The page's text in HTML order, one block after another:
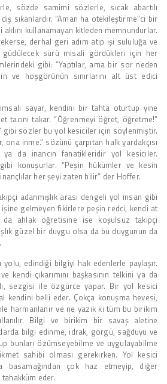
sözde samimi sözlerle, sıcak abartılı
sıkanlardır. “Aman ha ötekileştirme”ci bir
aklını kullanamayan kitleden memnundurlar.
derhal geri adım atıp işi sululuğa ve
güdülecek sürü misali gördükleri için her
gibi: “Yaptılar, ama bir sor neden
ve hoşgörünün sınırlarını alt üst edici
sayar, kendini bir tahta oturtup yine
tacını takar. “Öğrenmeyi öğret, öğretme!”
gibi sözler bu yol kesiciler için söylenmiştir.
ona inme.” sözünü çarpıtan halk yardakçısı
ya da inancın fanatikleridir yol kesiciler.
konuşurlar. “Peşin hükümler ve kesin
inançlılar her şeyi zaten bilir” der Hoffer.
adanmışlık arası dengeli yol insan gibi
işine gelmeyen fikirlere peşin redci, kendi at
ahlak öğretisine ise koşulsuz takipçi
güzel bir duygu olsa da bu duygunun da
edindiği bilgiyi hak edenlerle paylaşır.
kendi çıkarımını başkasının telkini ya da
sezgisi ile özgürce yapar. Bir yol kesici
kendini belli eder. Çokça konuşma hevesi,
harmanlanır ve ne yazık ki tüm bu birikim
Bilgi ve birikim bir savaş aletine
bilgi edinme, idrak, görgü, sağduyu ve
bunları özümseyebilme ve uygulayabilme
sahibi olması gerekirken. Yol kesici
basamağından çok haz etmeyip, diğer
eder.